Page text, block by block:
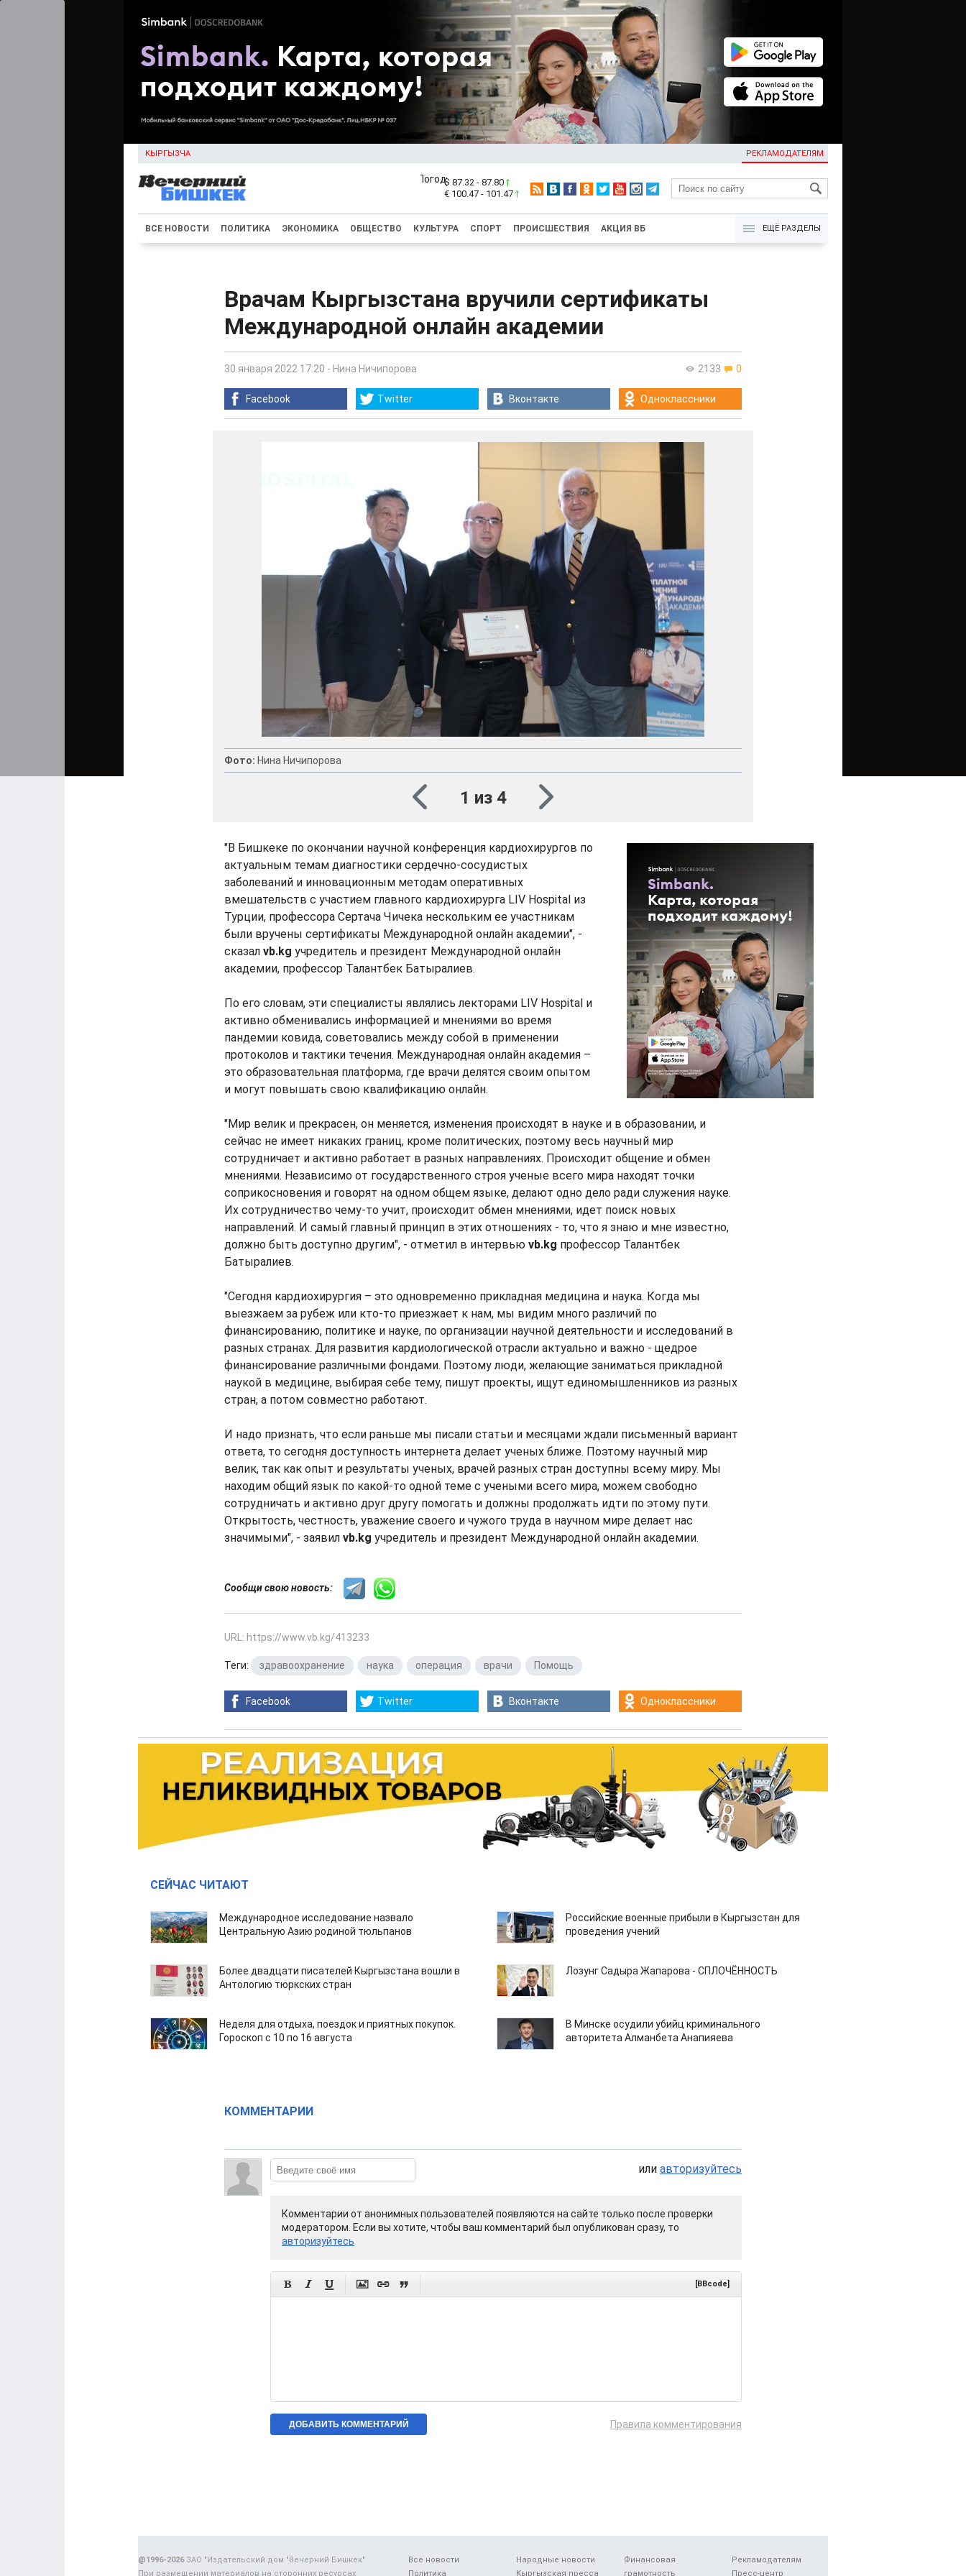
КЫРГЫЗЧА РЕКЛАМОДАТЕЛЯМ
KG
$ 87.32 - 87.80
€ 100.47 - 101.47
ВСЕ НОВОСТИ ПОЛИТИКА ЭКОНОМИКА ОБЩЕСТВО КУЛЬТУРА СПОРТ ПРОИСШЕСТВИЯ АКЦИЯ ВБ ЕЩЁ РАЗДЕЛЫ
Врачам Кыргызстана вручили сертификаты
Международной онлайн академии
2133 0
30 января 2022 17:20 - Нина Ничипорова
Facebook Twitter Вконтакте Одноклассники
Фото: Нина Ничипорова
1 из 4
"В Бишкеке по окончании научной конференция кардиохирургов по
актуальным темам диагностики сердечно-сосудистых
заболеваний и инновационным методам оперативных
вмешательств с участием главного кардиохирурга LIV Hospital из
Турции, профессора Сертача Чичека нескольким ее участникам
были вручены сертификаты Международной онлайн академии", -
сказал vb.kg учредитель и президент Международной онлайн
академии, профессор Талантбек Батыралиев.
По его словам, эти специалисты являлись лекторами LIV Hospital и
активно обменивались информацией и мнениями во время
пандемии ковида, советовались между собой в применении
протоколов и тактики течения. Международная онлайн академия –
это образовательная платформа, где врачи делятся своим опытом
и могут повышать свою квалификацию онлайн.
"Мир велик и прекрасен, он меняется, изменения происходят в науке и в образовании, и
сейчас не имеет никаких границ, кроме политических, поэтому весь научный мир
сотрудничает и активно работает в разных направлениях. Происходит общение и обмен
мнениями. Независимо от государственного строя ученые всего мира находят точки
соприкосновения и говорят на одном общем языке, делают одно дело ради служения науке.
Их сотрудничество чему-то учит, происходит обмен мнениями, идет поиск новых
направлений. И самый главный принцип в этих отношениях - то, что я знаю и мне известно,
должно быть доступно другим", - отметил в интервью vb.kg профессор Талантбек
Батыралиев.
"Сегодня кардиохирургия – это одновременно прикладная медицина и наука. Когда мы
выезжаем за рубеж или кто-то приезжает к нам, мы видим много различий по
финансированию, политике и науке, по организации научной деятельности и исследований в
разных странах. Для развития кардиологической отрасли актуально и важно - щедрое
финансирование различными фондами. Поэтому люди, желающие заниматься прикладной
наукой в медицине, выбирая себе тему, пишут проекты, ищут единомышленников из разных
стран, а потом совместно работают.
И надо признать, что если раньше мы писали статьи и месяцами ждали письменный вариант
ответа, то сегодня доступность интернета делает ученых ближе. Поэтому научный мир
велик, так как опыт и результаты ученых, врачей разных стран доступны всему миру. Мы
находим общий язык по какой-то одной теме с учеными всего мира, можем свободно
сотрудничать и активно друг другу помогать и должны продолжать идти по этому пути.
Открытость, честность, уважение своего и чужого труда в научном мире делает нас
значимыми", - заявил vb.kg учредитель и президент Международной онлайн академии.
Сообщи свою новость:
URL: https://www.vb.kg/413233
Теги: здравоохранение наука операция врачи Помощь
Facebook Twitter Вконтакте Одноклассники
СЕЙЧАС ЧИТАЮТ
Международное исследование назвало
Центральную Азию родиной тюльпанов
Российские военные прибыли в Кыргызстан для
проведения учений
Более двадцати писателей Кыргызстана вошли в
Антологию тюркских стран
Лозунг Садыра Жапарова - СПЛОЧЁННОСТЬ
Неделя для отдыха, поездок и приятных покупок.
Гороскоп с 10 по 16 августа
В Минске осудили убийц криминального
авторитета Алманбета Анапияева
КОММЕНТАРИИ
или авторизуйтесь
Комментарии от анонимных пользователей появляются на сайте только после проверки
модератором. Если вы хотите, чтобы ваш комментарий был опубликован сразу, то
авторизуйтесь
      [BBcode]
Правила комментирования
Все новости
Политика
Народные новости
Кыргызская пресса
Финансовая
грамотность
Рекламодателям
Пресс-центр
@1996-2026ЗАО "Издательский дом "Вечерний Бишкек"
При размещении материалов на сторонних ресурсах